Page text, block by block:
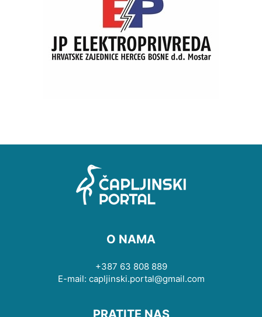
O NAMA
+387 63 808 889
E-mail: capljinski.portal@gmail.com